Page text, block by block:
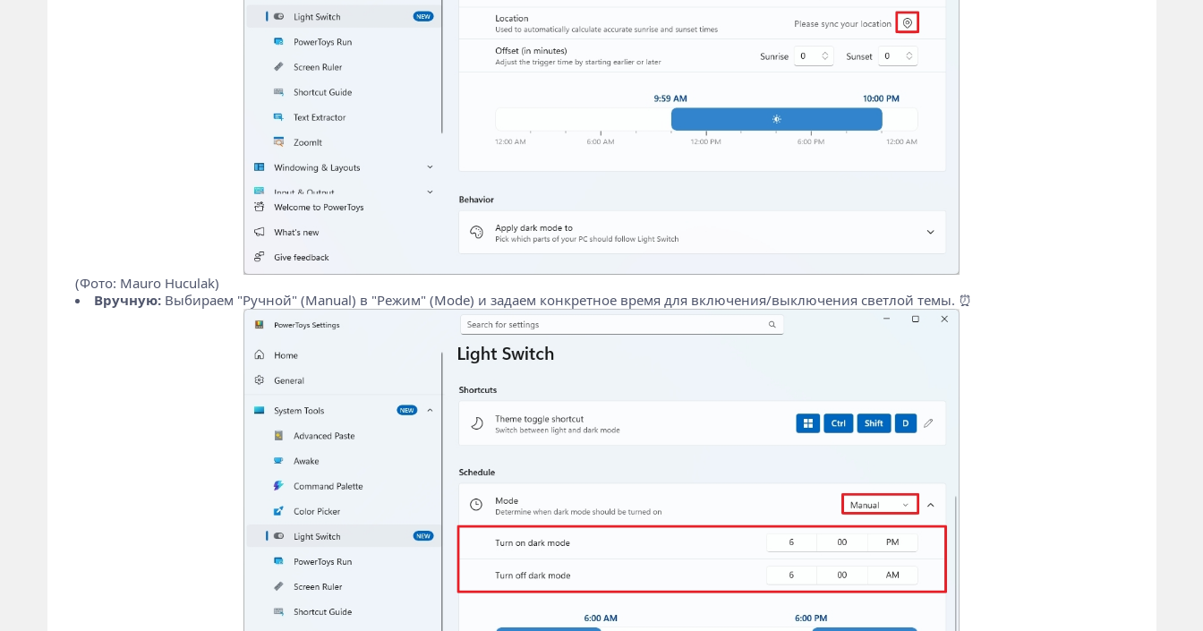
(Фото: Mauro Huculak)
Вручную:Выбираем "Ручной" (Manual) в "Режим" (Mode) и задаем конкретное время для включения/выключения светлой темы. ⏰